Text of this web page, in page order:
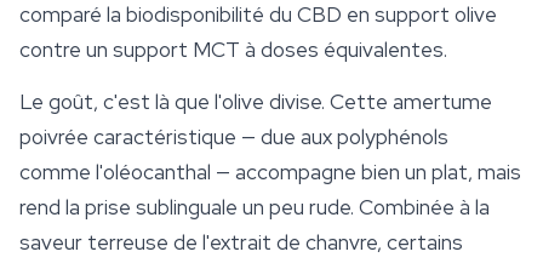
comparé la biodisponibilité du CBD en support olive
contre un support MCT à doses équivalentes.
Le goût, c'est là que l'olive divise. Cette amertume
poivrée caractéristique — due aux polyphénols
comme l'oléocanthal — accompagne bien un plat, mais
rend la prise sublinguale un peu rude. Combinée à la
saveur terreuse de l'extrait de chanvre, certains